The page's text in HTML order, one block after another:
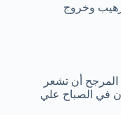
وخروج
أن تشعر
في الصباح علي